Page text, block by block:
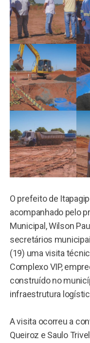
O prefeito de
acompanhado pelo
Municipal, Wilson
secretários
(19) uma visita
Complexo VIP,
construído no
infraestrutura
A visita ocorreu a
Queiroz e Saulo